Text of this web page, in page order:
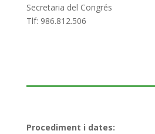
Secretaria del Congrés
Tlf: 986.812.506
Procediment i dates: